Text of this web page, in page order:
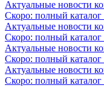
Актуальные новости
Скоро: полный
Актуальные новости
Скоро: полный
Актуальные новости
Скоро: полный
Актуальные новости
Скоро: полный